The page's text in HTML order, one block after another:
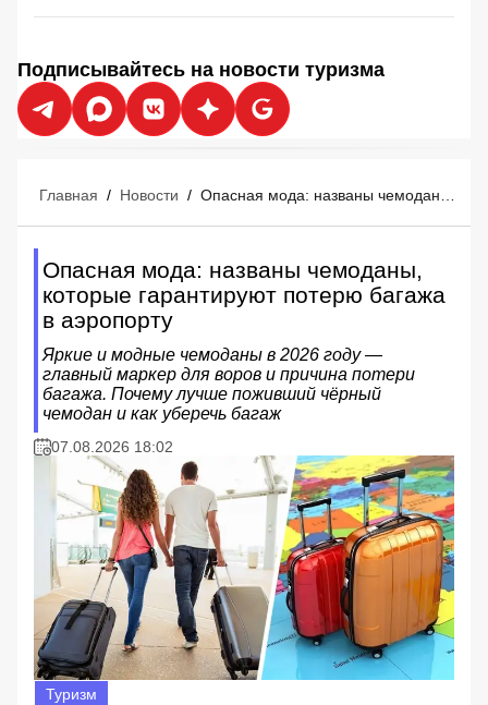
Подписывайтесь на новости туризма
Главная / Новости /
Опасная мода: названы чемоданы,
которые гарантируют потерю багажа
в аэропорту
Яркие и модные чемоданы в 2026 году —
главный маркер для воров и причина потери
багажа. Почему лучше поживший чёрный
чемодан и как уберечь багаж
07.08.2026 18:02
Туризм